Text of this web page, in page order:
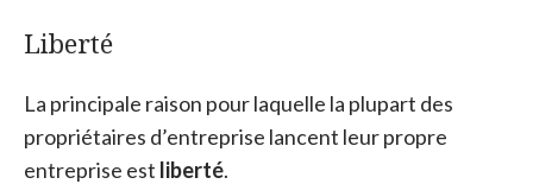
Liberté
La principale raison pour laquelle la plupart des
propriétaires d’entreprise lancent leur propre
entreprise est liberté.